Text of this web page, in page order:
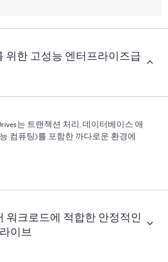
위한 고성능 엔터프라이즈급
는 트랜잭션 처리, 데이터베이스 애
컴퓨팅)를 포함한 까다로운 환경에
워크로드에 적합한 안정적인
이브